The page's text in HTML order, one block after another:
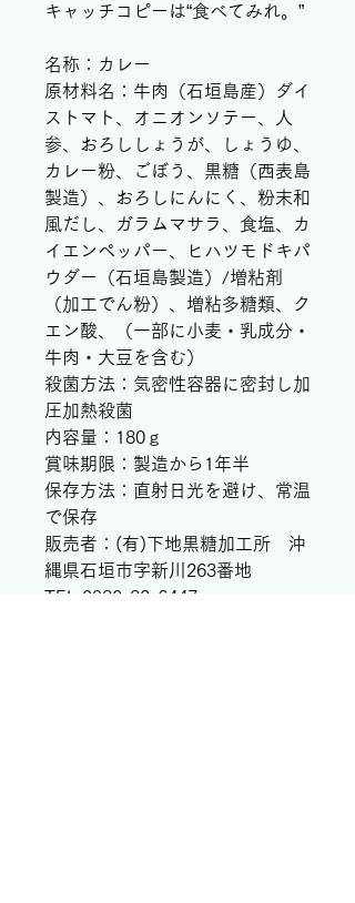
キャッチコピーは“食べてみれ。”
名称：カレー
原材料名：牛肉（石垣島産）ダイ
ストマト、オニオンソテー、人
参、おろししょうが、しょうゆ、
カレー粉、ごぼう、黒糖（西表島
製造）、おろしにんにく、粉末和
風だし、ガラムマサラ、食塩、カ
イエンペッパー、ヒハツモドキパ
ウダー（石垣島製造）/増粘剤
（加工でん粉）、増粘多糖類、ク
エン酸、（一部に小麦・乳成分・
牛肉・大豆を含む）
殺菌方法：気密性容器に密封し加
圧加熱殺菌
内容量：180ｇ
賞味期限：製造から1年半
保存方法：直射日光を避け、常温
で保存
販売者：(有)下地黒糖加工所 沖
縄県石垣市字新川263番地
TEL:0980-82-6447